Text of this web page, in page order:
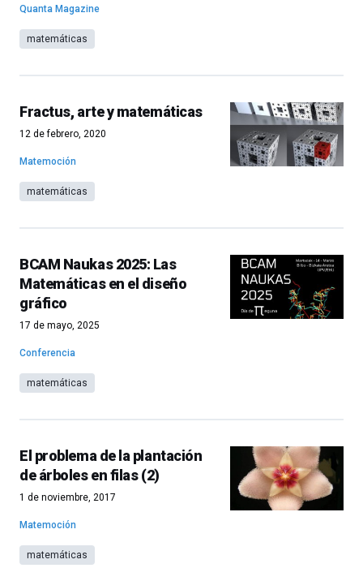
Quanta Magazine
matemáticas
Fractus, arte y matemáticas
12 de febrero, 2020
Matemoción
matemáticas
BCAM Naukas 2025: Las
Matemáticas en el diseño
gráfico
17 de mayo, 2025
Conferencia
matemáticas
El problema de la plantación
de árboles en filas (2)
1 de noviembre, 2017
Matemoción
matemáticas